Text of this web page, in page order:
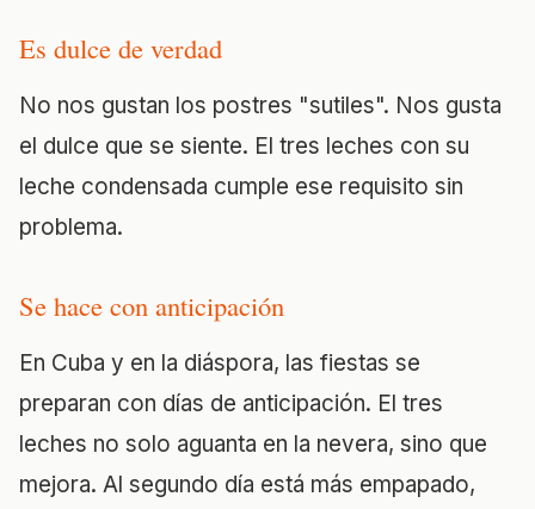
Es dulce de verdad
No nos gustan los postres "sutiles". Nos gusta
el dulce que se siente. El tres leches con su
leche condensada cumple ese requisito sin
problema.
Se hace con anticipación
En Cuba y en la diáspora, las fiestas se
preparan con días de anticipación. El tres
leches no solo aguanta en la nevera, sino que
mejora. Al segundo día está más empapado,